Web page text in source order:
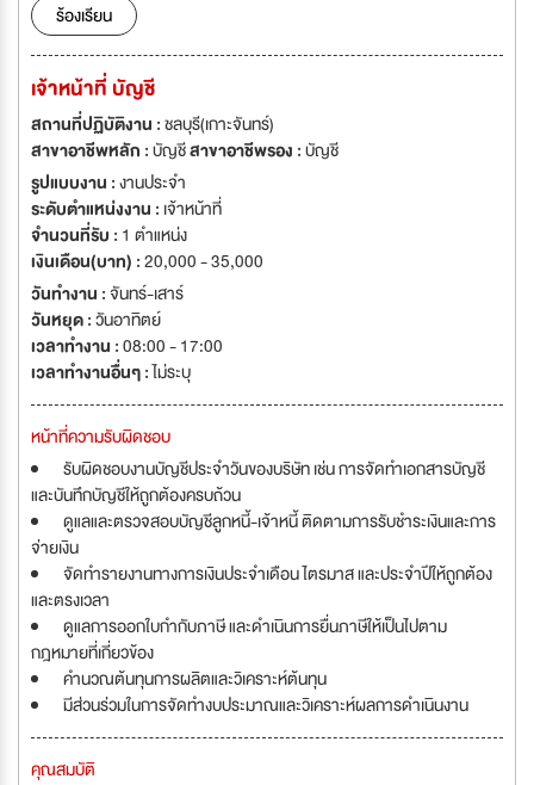
ร้องเรียน
เจ้าหน้าที่ บัญชี
สถานที่ปฏิบัติงาน :ชลบุรี(เกาะจันทร์)
สาขาอาชีพหลัก :บัญชีสาขาอาชีพรอง :บัญชี
รูปแบบงาน :งานประจำ
ระดับตำแหน่งงาน : เจ้าหน้าที่
จำนวนที่รับ : 1 ตำแหน่ง
เงินเดือน(บาท) :20,000 - 35,000
วันทำงาน :จันทร์-เสาร์
วันหยุด :วันอาทิตย์
เวลาทำงาน :08:00 - 17:00
เวลาทำงานอื่นๆ :ไม่ระบุ
หน้าที่ความรับผิดชอบ
รับผิดชอบงานบัญชีประจำวันของบริษัท เช่น การจัดทำเอกสารบัญชี
และบันทึกบัญชีให้ถูกต้องครบถ้วน
ดูแลและตรวจสอบบัญชีลูกหนี้-เจ้าหนี้ ติดตามการรับชำระเงินและการ
จ่ายเงิน
จัดทำรายงานทางการเงินประจำเดือน ไตรมาส และประจำปีให้ถูกต้อง
และตรงเวลา
ดูแลการออกใบกำกับภาษี และดำเนินการยื่นภาษีให้เป็นไปตาม
กฎหมายที่เกี่ยวข้อง
คำนวณต้นทุนการผลิตและวิเคราะห์ต้นทุน
มีส่วนร่วมในการจัดทำงบประมาณและวิเคราะห์ผลการดำเนินงาน
คุณสมบัติ